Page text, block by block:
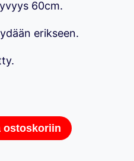
60cm.
erikseen.
ostoskoriin